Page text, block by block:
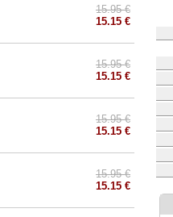
15.95 €
15.15 €
15.95 €
15.15 €
15.95 €
15.15 €
15.95 €
15.15 €